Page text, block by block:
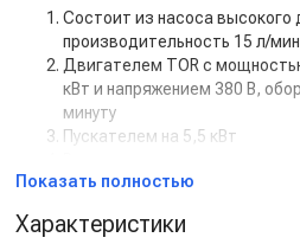
Состоит из насоса высокого
производительность 15 л/
Двигателем TOR с
кВт и напряжением 380 В,
минуту
Пускателем на 5,5 кВт
Дополнительная
Манометр
Показать полностью
Характеристики